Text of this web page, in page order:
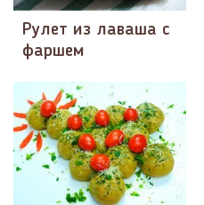
Рулет из лаваша с
фаршем